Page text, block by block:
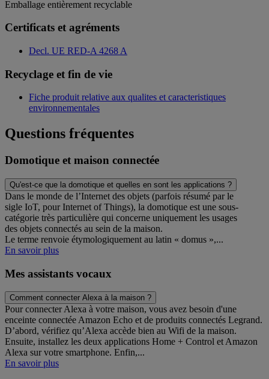
Emballage entièrement recyclable
Certificats et agréments
Decl. UE RED-A 4268 A
Recyclage et fin de vie
Fiche produit relative aux qualites et caracteristiques
environnementales
Questions fréquentes
Domotique et maison connectée
Qu'est-ce que la domotique et quelles en sont les applications ?
Dans le monde de l’Internet des objets (parfois résumé par le
sigle IoT, pour Internet of Things), la domotique est une sous-
catégorie très particulière qui concerne uniquement les usages
des objets connectés au sein de la maison.
Le terme renvoie étymologiquement au latin « domus »,...
En savoir plus
Mes assistants vocaux
Comment connecter Alexa à la maison ?
Pour connecter Alexa à votre maison, vous avez besoin d'une
enceinte connectée Amazon Echo et de produits connectés Legrand.
D’abord, vérifiez qu’Alexa accède bien au Wifi de la maison.
Ensuite, installez les deux applications Home + Control et Amazon
Alexa sur votre smartphone. Enfin,...
En savoir plus